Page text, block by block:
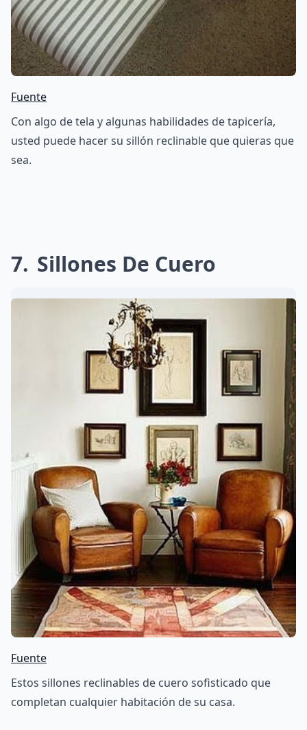
Fuente
Con algo de tela y algunas habilidades de tapicería,
usted puede hacer su sillón reclinable que quieras que
sea.
7 Sillones De Cuero
Fuente
Estos sillones reclinables de cuero sofisticado que
completan cualquier habitación de su casa.